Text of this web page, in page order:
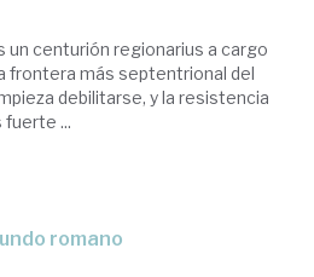
un centurión regionarius a cargo
frontera más septentrional del
debilitarse, y la resistencia
fuerte ...
romano